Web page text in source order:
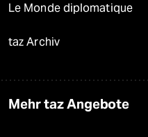
Le Monde diplomatique
taz Archiv
Mehr taz Angebote